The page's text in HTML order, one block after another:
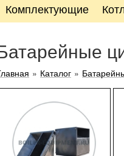
Комплектующие
» Каталог »